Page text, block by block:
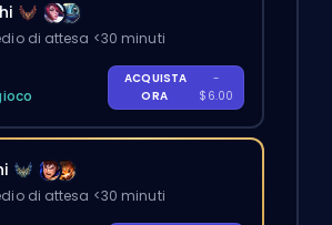
di attesa <30 minuti
ACQUISTA
ORA
-
$6.00
di attesa <30 minuti